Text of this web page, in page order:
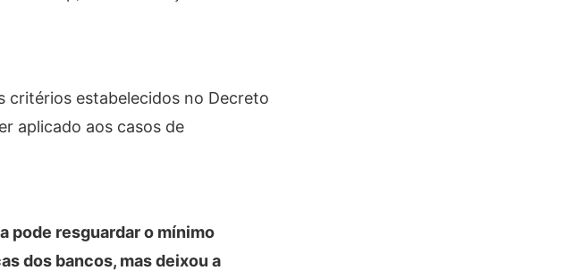
critérios estabelecidos no Decreto
aplicado aos casos de
pode resguardar o mínimo
dos bancos, mas deixou a